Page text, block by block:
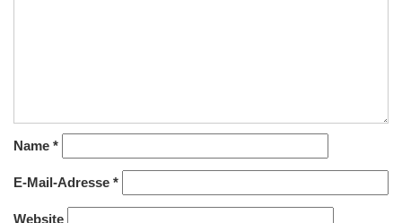
Name *
E-Mail-Adresse *
Website